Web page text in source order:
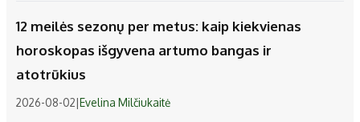
12 meilės sezonų per metus: kaip kiekvienas
horoskopas išgyvena artumo bangas ir
atotrūkius
2026-08-02|Evelina Milčiukaitė